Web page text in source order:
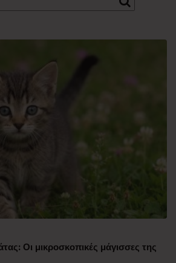
Οι μικροσκοπικές μάγισσες της